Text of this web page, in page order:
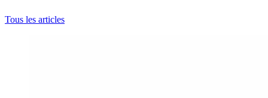
Tous les articles